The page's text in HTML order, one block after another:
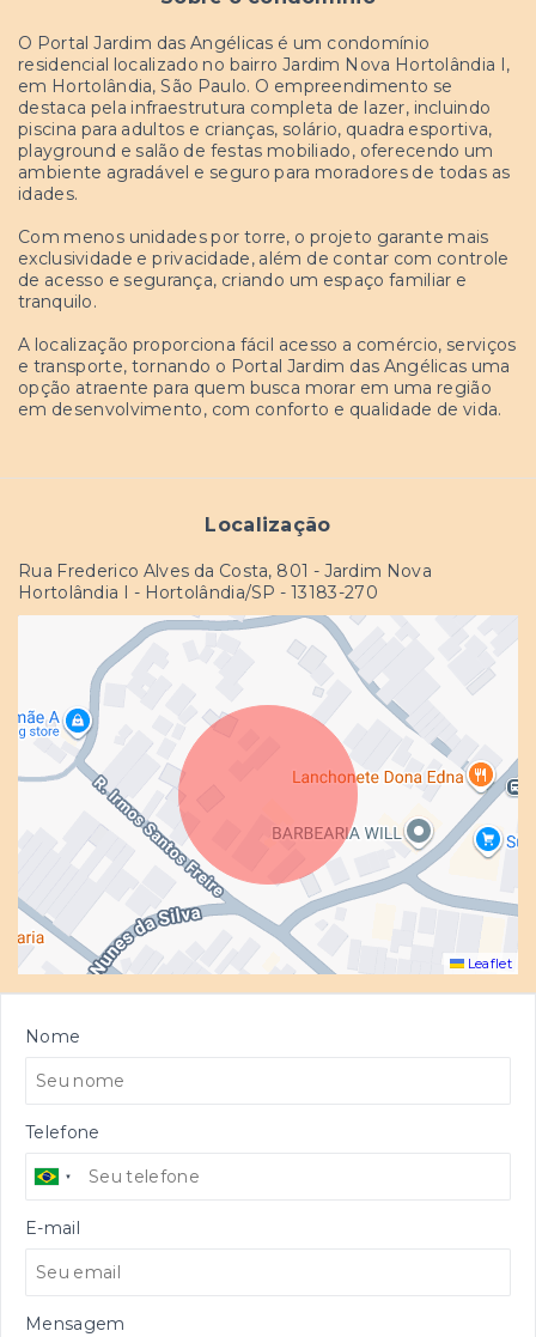
O Portal Jardim das Angélicas é um condomínio
residencial localizado no bairro Jardim Nova Hortolândia I,
em Hortolândia, São Paulo. O empreendimento se
destaca pela infraestrutura completa de lazer, incluindo
piscina para adultos e crianças, solário, quadra esportiva,
playground e salão de festas mobiliado, oferecendo um
ambiente agradável e seguro para moradores de todas as
idades.
Com menos unidades por torre, o projeto garante mais
exclusividade e privacidade, além de contar com controle
de acesso e segurança, criando um espaço familiar e
tranquilo.
A localização proporciona fácil acesso a comércio, serviços
e transporte, tornando o Portal Jardim das Angélicas uma
opção atraente para quem busca morar em uma região
em desenvolvimento, com conforto e qualidade de vida.
Localização
Rua Frederico Alves da Costa, 801 - Jardim Nova
Hortolândia I - Hortolândia/SP - 13183-270
Leaflet
Nome
Telefone
E-mail
Mensagem